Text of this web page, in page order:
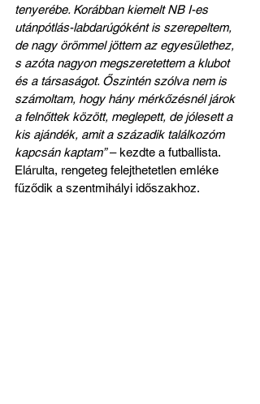
tenyerébe. Korábban kiemelt NB I-es
utánpótlás-labdarúgóként is szerepeltem,
de nagy örömmel jöttem az egyesülethez,
s azóta nagyon megszeretettem a klubot
és a társaságot. Őszintén szólva nem is
számoltam, hogy hány mérkőzésnél járok
a felnőttek között, meglepett, de jólesett a
kis ajándék, amit a századik találkozóm
kapcsán kaptam” – kezdte a futballista.
Elárulta, rengeteg felejthetetlen emléke
fűződik a szentmihályi időszakhoz.